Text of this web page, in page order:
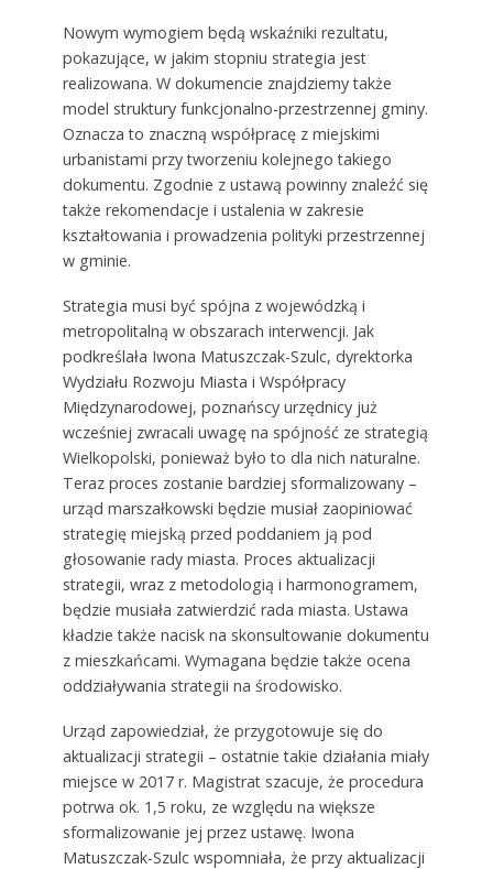
Nowym wymogiem będą wskaźniki rezultatu,
pokazujące, w jakim stopniu strategia jest
realizowana. W dokumencie znajdziemy także
model struktury funkcjonalno-przestrzennej gminy.
Oznacza to znaczną współpracę z miejskimi
urbanistami przy tworzeniu kolejnego takiego
dokumentu. Zgodnie z ustawą powinny znaleźć się
także rekomendacje i ustalenia w zakresie
kształtowania i prowadzenia polityki przestrzennej
w gminie.
Strategia musi być spójna z wojewódzką i
metropolitalną w obszarach interwencji. Jak
podkreślała Iwona Matuszczak-Szulc, dyrektorka
Wydziału Rozwoju Miasta i Współpracy
Międzynarodowej, poznańscy urzędnicy już
wcześniej zwracali uwagę na spójność ze strategią
Wielkopolski, ponieważ było to dla nich naturalne.
Teraz proces zostanie bardziej sformalizowany –
urząd marszałkowski będzie musiał zaopiniować
strategię miejską przed poddaniem ją pod
głosowanie rady miasta. Proces aktualizacji
strategii, wraz z metodologią i harmonogramem,
będzie musiała zatwierdzić rada miasta. Ustawa
kładzie także nacisk na skonsultowanie dokumentu
z mieszkańcami. Wymagana będzie także ocena
oddziaływania strategii na środowisko.
Urząd zapowiedział, że przygotowuje się do
aktualizacji strategii – ostatnie takie działania miały
miejsce w 2017 r. Magistrat szacuje, że procedura
potrwa ok. 1,5 roku, ze względu na większe
sformalizowanie jej przez ustawę. Iwona
Matuszczak-Szulc wspomniała, że przy aktualizacji